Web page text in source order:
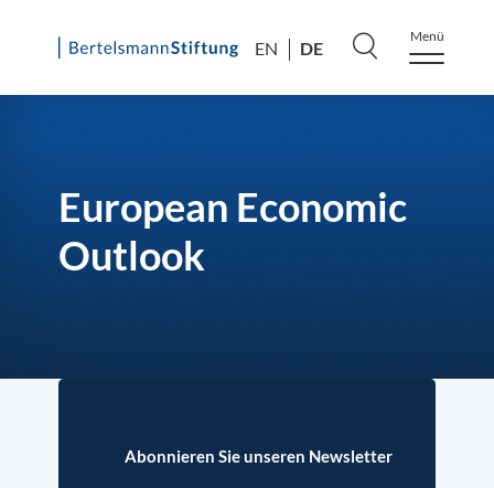
Skip
EN DE
Menü
European Economic
Outlook
Abonnieren Sie unseren Newsletter